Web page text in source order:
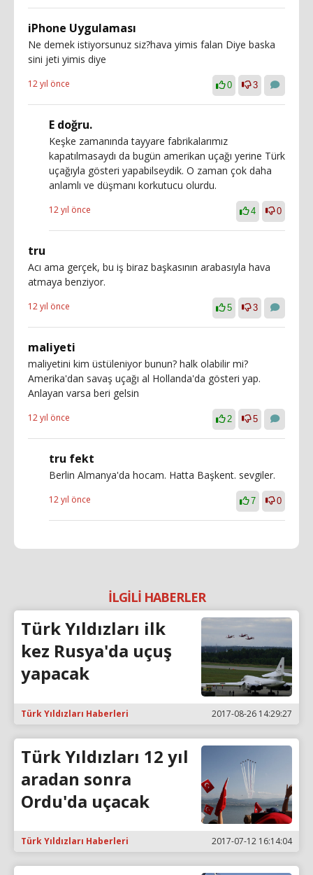
iPhone Uygulaması
Ne demek istiyorsunuz siz?hava yimis falan Diye baska
sini jeti yimis diye
12 yıl önce 0 3
E doğru.
Keşke zamanında tayyare fabrikalarımız
kapatılmasaydı da bugün amerikan uçağı yerine Türk
uçağıyla gösteri yapabilseydik. O zaman çok daha
anlamlı ve düşmanı korkutucu olurdu.
12 yıl önce 4 0
tru
Acı ama gerçek, bu iş biraz başkasının arabasıyla hava
atmaya benziyor.
12 yıl önce 5 3
maliyeti
maliyetini kim üstüleniyor bunun? halk olabilir mi?
Amerika'dan savaş uçağı al Hollanda'da gösteri yap.
Anlayan varsa beri gelsin
12 yıl önce 2 5
tru fekt
Berlin Almanya'da hocam. Hatta Başkent. sevgiler.
12 yıl önce 7 0
İLGİLİ HABERLER
Türk Yıldızları ilk
kez Rusya'da uçuş
yapacak
Türk Yıldızları Haberleri 2017-08-26 14:29:27
Türk Yıldızları 12 yıl
aradan sonra
Ordu'da uçacak
Türk Yıldızları Haberleri 2017-07-12 16:14:04